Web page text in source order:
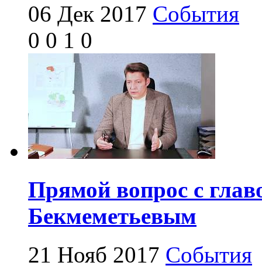
06 Дек 2017 События
0 0 1 0
Прямой вопрос с
Бекмеметьевым
21 Нояб 2017 События